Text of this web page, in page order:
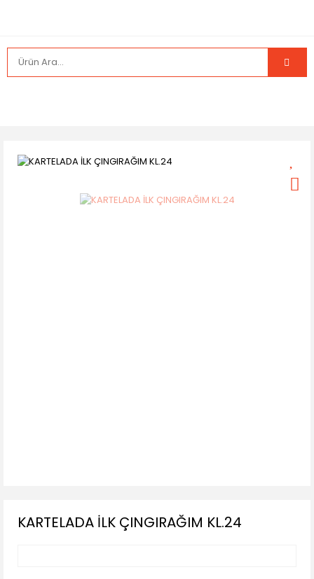
KARTELADA İLK ÇINGIRAĞIM KL.24